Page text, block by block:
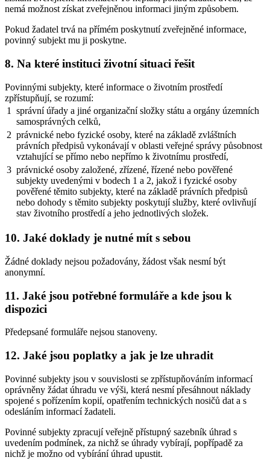
nemá možnost získat zveřejněnou informaci jiným způsobem.
Pokud žadatel trvá na přímém poskytnutí zveřejněné informace,
povinný subjekt mu ji poskytne.
8. Na které instituci životní situaci řešit
Povinnými subjekty, které informace o životním prostředí
zpřístupňují, se rozumí:
1
správní úřady a jiné organizační složky státu a orgány územních
samosprávných celků,
2 právnické nebo fyzické osoby, které na základě zvláštních
právních předpisů vykonávají v oblasti veřejné správy působnost
vztahující se přímo nebo nepřímo k životnímu prostředí,
3 právnické osoby založené, zřízené, řízené nebo pověřené
subjekty uvedenými v bodech 1 a 2, jakož i fyzické osoby
pověřené těmito subjekty, které na základě právních předpisů
nebo dohody s těmito subjekty poskytují služby, které ovlivňují
stav životního prostředí a jeho jednotlivých složek.
10. Jaké doklady je nutné mít s sebou
Žádné doklady nejsou požadovány, žádost však nesmí být
anonymní.
11. Jaké jsou potřebné formuláře a kde jsou k
dispozici
Předepsané formuláře nejsou stanoveny.
12. Jaké jsou poplatky a jak je lze uhradit
Povinné subjekty jsou v souvislosti se zpřístupňováním informací
oprávněny žádat úhradu ve výši, která nesmí přesáhnout náklady
spojené s pořízením kopií, opatřením technických nosičů dat a s
odesláním informací žadateli.
Povinné subjekty zpracují veřejně přístupný sazebník úhrad s
uvedením podmínek, za nichž se úhrady vybírají, popřípadě za
nichž je možno od vybírání úhrad upustit.